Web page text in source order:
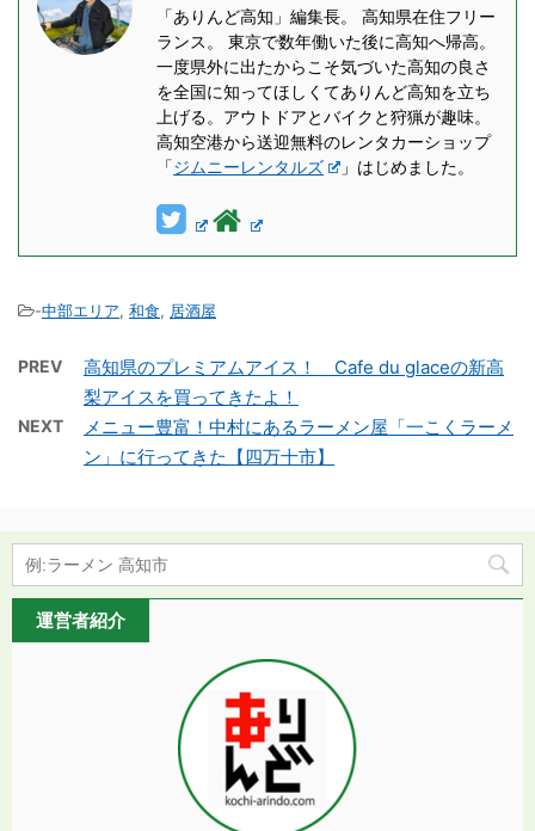
「ありんど高知」編集長。 高知県在住フリー
ランス。 東京で数年働いた後に高知へ帰高。
一度県外に出たからこそ気づいた高知の良さ
を全国に知ってほしくてありんど高知を立ち
上げる。アウトドアとバイクと狩猟が趣味。
高知空港から送迎無料のレンタカーショップ
「ジムニーレンタルズ 」はじめました。
-中部エリア, 和食, 居酒屋
PREV
高知県のプレミアムアイス！ Cafe du glaceの新高
梨アイスを買ってきたよ！
NEXT
メニュー豊富！中村にあるラーメン屋「一こくラーメ
ン」に行ってきた【四万十市】
運営者紹介